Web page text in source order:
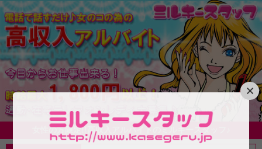
女性の方限定!!高収入アルバイトのミルキースタッフ♪
×